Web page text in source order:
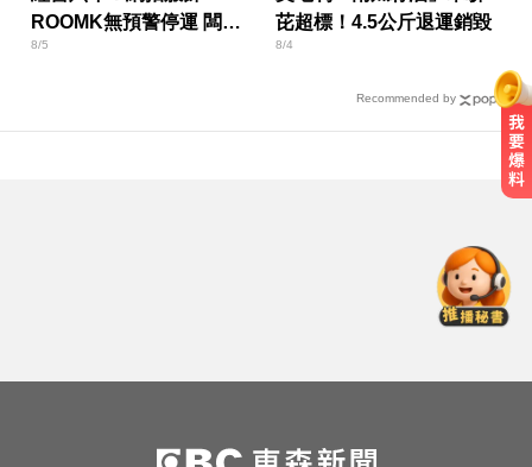
ROOMK無預警停運 闆娘
發聲
8/5
芘超標！4.5公斤退運銷毀
8/4
Recommended by
逝...好友悲痛證實
南部注意！8/7演習防空警報大響 違